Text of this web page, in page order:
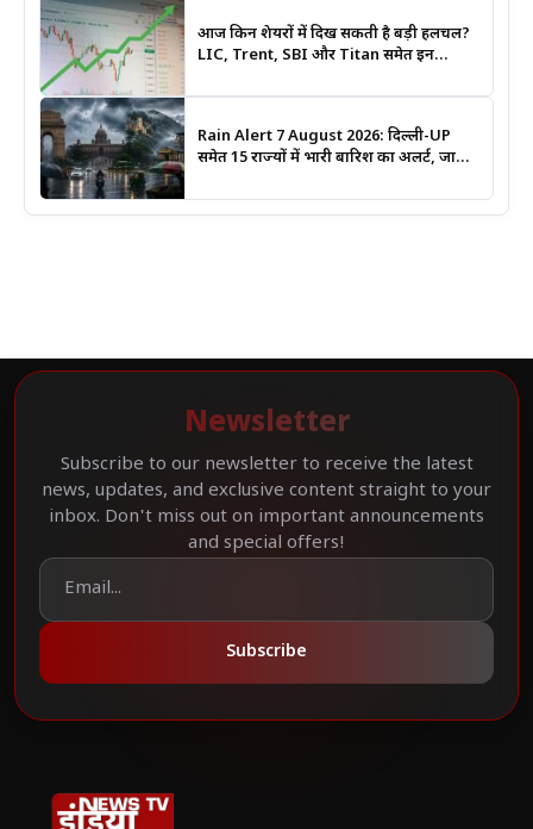
आज किन शेयरों में दिख सकती है बड़ी हलचल?
LIC, Trent, SBI और Titan समेत इन
Rain Alert 7 August 2026: दिल्ली-UP
समेत 15 राज्यों में भारी बारिश का अलर्ट, जानिए
Newsletter
Subscribe to our newsletter to receive the latest
news, updates, and exclusive content straight to your
inbox. Don't miss out on important announcements
and special offers!
Subscribe